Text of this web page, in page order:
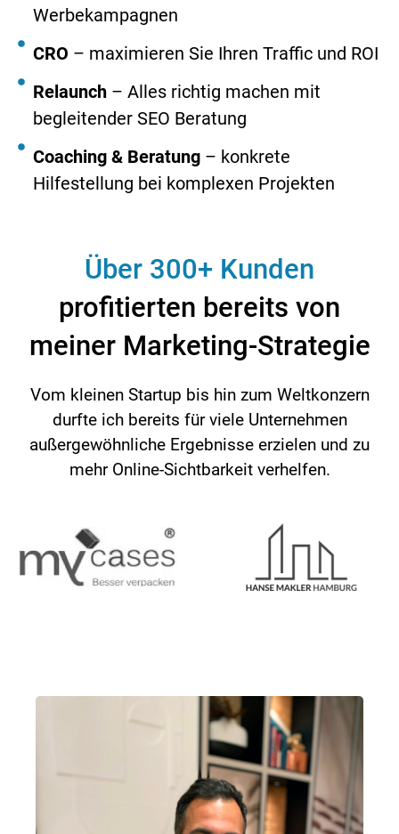
Werbekampagnen
CRO – maximieren Sie Ihren Traffic und ROI
Relaunch – Alles richtig machen mit
begleitender SEO Beratung
Coaching & Beratung – konkrete
Hilfestellung bei komplexen Projekten
Über 300+ Kunden
profitierten bereits von
meiner Marketing-Strategie
Vom kleinen Startup bis hin zum Weltkonzern
durfte ich bereits für viele Unternehmen
außergewöhnliche Ergebnisse erzielen und zu
mehr Online-Sichtbarkeit verhelfen.